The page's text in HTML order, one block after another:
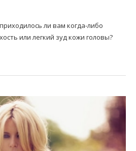
ли вам когда-либо
или легкий зуд кожи головы?